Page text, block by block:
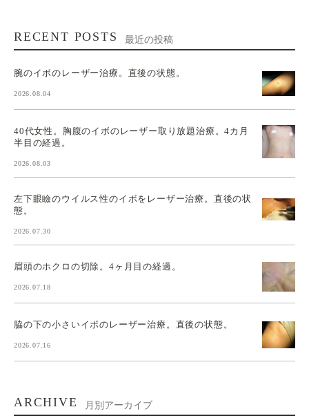
RECENT POSTS 最近の投稿
腕のイボのレーザー治療。直後の状態。
2026.08.04
40代女性。胸腹のイボのレーザー取り放題治療。4カ月
半目の経過。
2026.08.03
左下眼瞼のウイルス性のイボをレーザー治療。直後の状
態。
2026.07.30
眉頭のホクロの切除。4ヶ月目の経過。
2026.07.18
脇の下の小さいイボのレーザー治療。直後の状態。
2026.07.16
ARCHIVE 月別アーカイブ